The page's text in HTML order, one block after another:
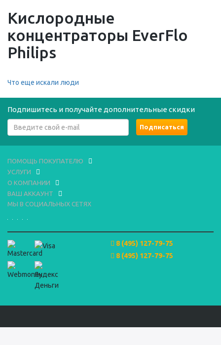
Кислородные
концентраторы EverFlo
Philips
Что еще искали люди
Подпишитесь и получайте дополнительные скидки
ПОМОЩЬ ПОКУПАТЕЛЮ
УСЛУГИ
О КОМПАНИИ
ВАШ АККАУНТ
МЫ В СОЦИАЛЬНЫХ СЕТЯХ
8 (495) 127-79-75
8 (495) 127-79-75